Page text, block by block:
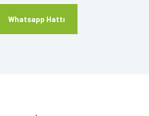
Whatsapp Hattı